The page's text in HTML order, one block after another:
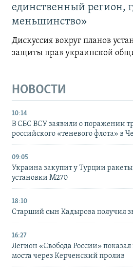
единственный регион,
меньшинство»
Дискуссия вокруг планов
защиты прав украинской
НОВОСТИ
10:14
В СБС ВСУ заявили о поражении
российского «теневого флота» в
09:05
Украина закупит у Турции ракеты
установки M270
18:10
Старший сын Кадырова получил
16:27
Легион «Свобода России»
моста через Керченский пролив